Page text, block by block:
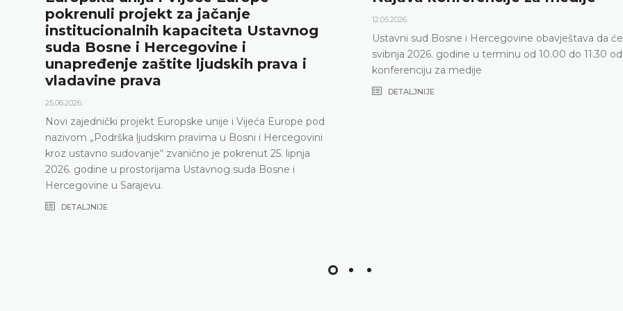
projekt za jačanje
kapaciteta Ustavnog
Bosne i Hercegovine i
zaštite ljudskih prava i
prava
projekt Europske unije i Vijeća Europe pod
„Podrška ljudskim pravima u Bosni i Hercegovini
sudovanje“ zvanično je pokrenut 25. lipnja
godine u prostorijama Ustavnog suda Bosne i
u Sarajevu.
Ustavni sud Bosne i Hercegovine obavještava da će 15.
svibnja 2026. godine u terminu od 10.00 do 11.30 održati
konferenciju za medije